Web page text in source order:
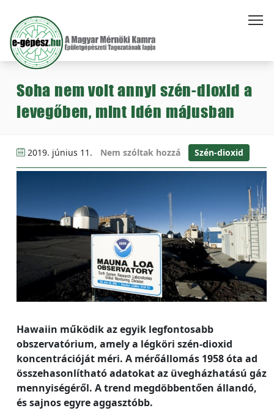
Soha nem volt annyi szén-dioxid a
levegőben, mint idén májusban
2019. június 11. Nem szóltak hozzá Szén-dioxid
Hawaiin működik az egyik legfontosabb
obszervatórium, amely a légköri szén-dioxid
koncentrációját méri. A mérőállomás 1958 óta ad
összehasonlítható adatokat az üvegházhatású gáz
mennyiségéről. A trend megdöbbentően állandó,
és sajnos egyre aggasztóbb.